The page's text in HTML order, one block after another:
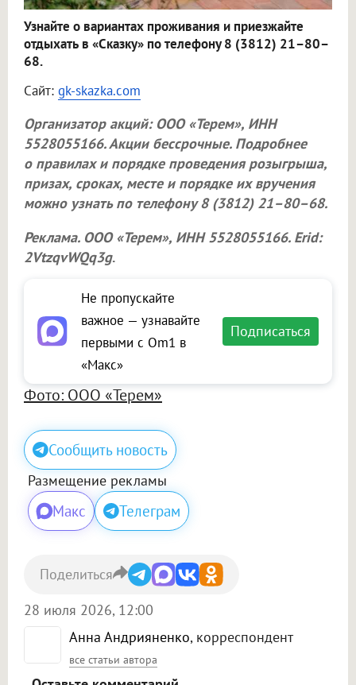
Узнайте о вариантах проживания и приезжайте
отдыхать в «Сказку» по телефону 8 (3812) 21–80–
68.
Сайт: gk-skazka.com
Организатор акций: ООО «Терем», ИНН
5528055166. Акции бессрочные. Подробнее
о правилах и порядке проведения розыгрыша,
призах, сроках, месте и порядке их вручения
можно узнать по телефону 8 (3812) 21–80–68.
Реклама. ООО «Терем», ИНН 5528055166. Erid:
2VtzqvWQq3g.
Не пропускайте
важное — узнавайте
первыми с Om1 в
«Макс»
Подписаться
Фото: ООО «Терем»
Сообщить новость
Размещение рекламы
Макс Телеграм
Анна Андрияненко, корреспондент
все статьи автора
28 июля 2026, 12:00
Поделиться